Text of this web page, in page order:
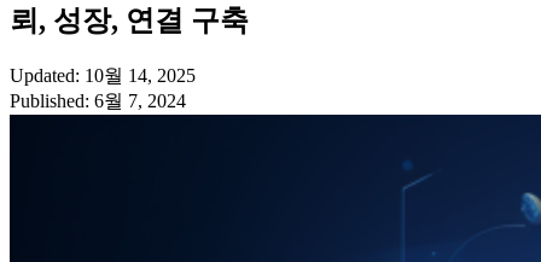
뢰, 성장, 연결 구축
Updated: 10월 14, 2025
Published: 6월 7, 2024